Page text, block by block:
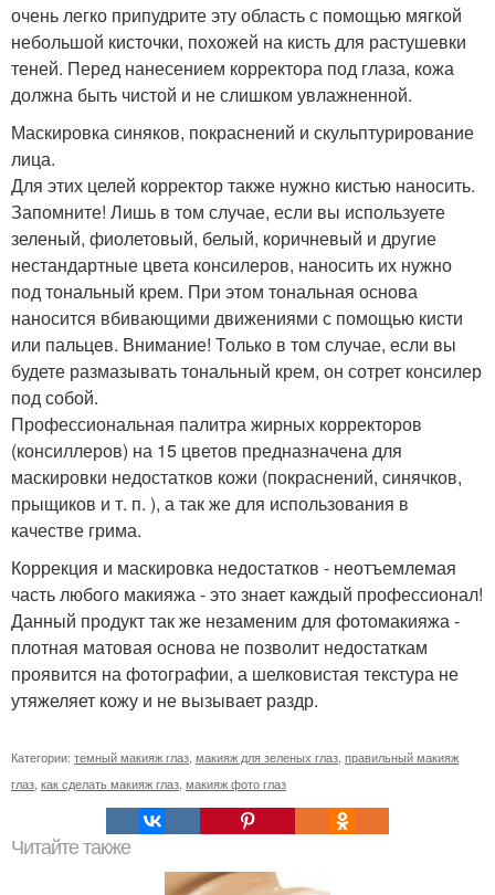
очень легко припудрите эту область с помощью мягкой
небольшой кисточки, похожей на кисть для растушевки
теней. Перед нанесением корректора под глаза, кожа
должна быть чистой и не слишком увлажненной.
Маскировка синяков, покраснений и скульптурирование
лица.
Для этих целей корректор также нужно кистью наносить.
Запомните! Лишь в том случае, если вы используете
зеленый, фиолетовый, белый, коричневый и другие
нестандартные цвета консилеров, наносить их нужно
под тональный крем. При этом тональная основа
наносится вбивающими движениями с помощью кисти
или пальцев. Внимание! Только в том случае, если вы
будете размазывать тональный крем, он сотрет консилер
под собой.
Профессиональная палитра жирных корректоров
(консиллеров) на 15 цветов предназначена для
маскировки недостатков кожи (покраснений, синячков,
прыщиков и т. п. ), а так же для использования в
качестве грима.
Коррекция и маскировка недостатков - неотъемлемая
часть любого макияжа - это знает каждый профессионал!
Данный продукт так же незаменим для фотомакияжа -
плотная матовая основа не позволит недостаткам
проявится на фотографии, а шелковистая текстура не
утяжеляет кожу и не вызывает раздр.
Категории: темный макияж глаз макияж для зеленых глаз правильный макияж
глаз как сделать макияж глаз макияж фото глаз
Читайте также